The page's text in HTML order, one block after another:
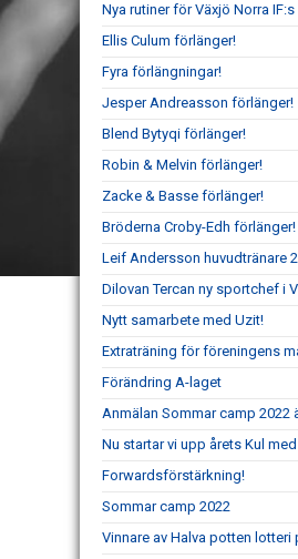
Nya rutiner för Växjö Norra
Ellis Culum förlänger!
Fyra förlängningar!
Jesper Andreasson förlänger!
Blend Bytyqi förlänger!
Robin & Melvin förlänger!
Zacke & Basse förlänger!
Bröderna Croby-Edh förlänger!
Leif Andersson huvudtränare
Dilovan Tercan ny sportchef i
Nytt samarbete med Uzit!
Extraträning för föreningens
Förändring A-laget
Anmälan Sommar camp 2022
Nu startar vi upp årets Kul
Forwardsförstärkning!
Sommar camp 2022
Vinnare av Halva potten